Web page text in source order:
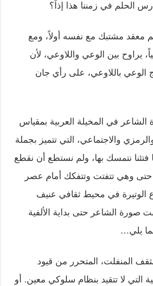
الحلم في زمننا هذا إذاً؟
معقد مشتبك مع نفسه أولاً، ومع
يراوح بين الوعي واللاوعي، لأن
الوعي باللاوعي، على رأي جان
في المخيلة العربية بمقياس
والاجتماعي، التي تتميز بجملة
نتمسك بها، ولم نستطع أن نقطع
حتى وهي تتفتت وتتفكك أمام عصر
الوتيرة في محيط ثقافي عنيف
صورة الشاعر حتى بداية الألفية
بما يلي…
المنفلت، المتحرر من قيود
التي لا تتقيد بنظام سلوكي معين. أو